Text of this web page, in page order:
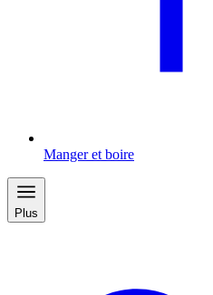
Manger et boire
Plus